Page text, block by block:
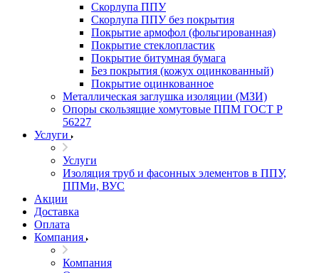
Скорлупа ППУ
Скорлупа ППУ без покрытия
Покрытие армофол (фольгированная)
Покрытие стеклопластик
Покрытие битумная бумага
Без покрытия (кожух оцинкованный)
Покрытие оцинкованное
Металлическая заглушка изоляции (МЗИ)
Опоры скользящие хомутовые ППМ ГОСТ Р
56227
Услуги
Услуги
Изоляция труб и фасонных элементов в ППУ,
ППМи, ВУС
Акции
Доставка
Оплата
Компания
Компания